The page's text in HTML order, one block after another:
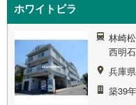
ホワイトビラ
林崎
西明
兵庫
築39